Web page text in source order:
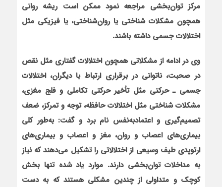
مرکز توان‌بخشی مراجعه نمود ممکن است ریشه روانی
همچون مشکلات شناختی یا روان‌شناختی، یا فیزیکی مثل
اختلالات جسمی داشته باشند.
وی در ادامه از مشکلاتی همچون اختلالات گفتاری مثل نقص
در صحبت، ناتوانی در برقراری ارتباط با دیگران، اختلالات
جسمی ـ حرکتی مثل تأخیر حرکتی تکاملی و فلج مغزی،
مشکلات شناختی مثل اختلالات حافظه، توجه و تمرکز، ضعف
تصمیم‌گیری و اعتمادبه‌نفس نام برد و گفت: به‌طور کلی
بیماری‌های اعصاب و روان، مغز و اعصاب و بیماری‌های
ارتوپدی طیف وسیعی از اختلالاتی را تشکیل می‌دهند که نیاز
به مداخلات توان‌بخشی دارند. موارد یاد شده تنها بخش
کوچک و متداولی از چندین مشکلی هستند که به دست